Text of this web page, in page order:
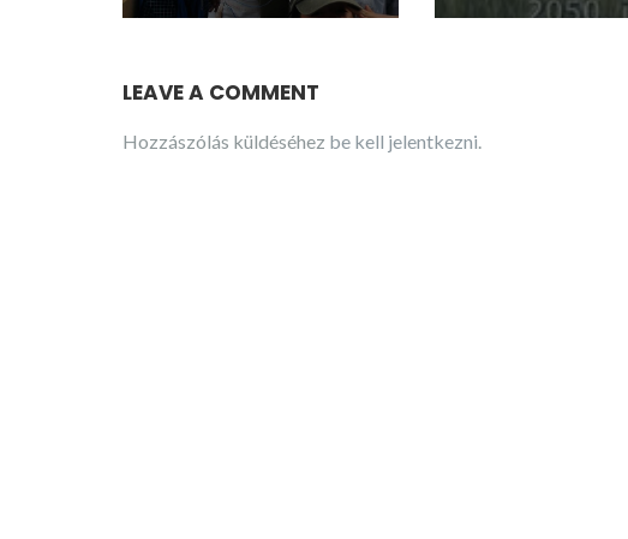
LEAVE A COMMENT
Hozzászólás küldéséhez be kell jelentkezni.